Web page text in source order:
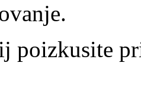
poizkusite